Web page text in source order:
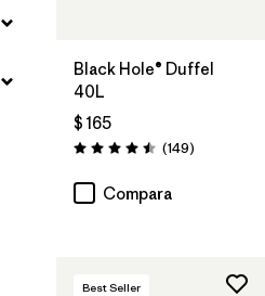
Black Hole® Duffel
40L
$ 165
Valoración: 4.5 / 5
(149Comentarios
)
Compara
Best Seller